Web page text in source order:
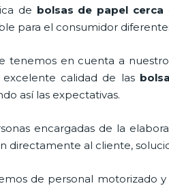
de bolsas de papel
para el consumidor
tenemos en cuenta a
excelente calidad de las
así las expectativas.
encargadas de la
directamente al cliente,
de personal motorizado